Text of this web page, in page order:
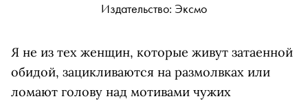
Издательство: Эксмо
Я не из тех женщин, которые живут затаенной
обидой, зацикливаются на размолвках или
ломают голову над мотивами чужих